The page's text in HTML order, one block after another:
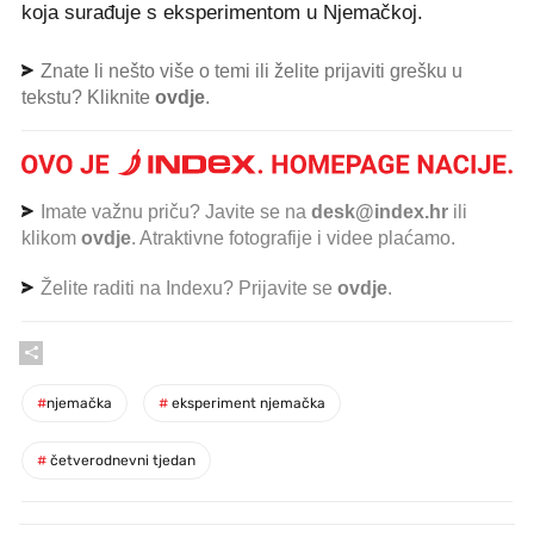
koja surađuje s eksperimentom u Njemačkoj.
Znate li nešto više o temi ili želite prijaviti grešku u
tekstu? Kliknite ovdje.
Imate važnu priču? Javite se na desk@index.hr ili
klikom ovdje. Atraktivne fotografije i videe plaćamo.
Želite raditi na Indexu? Prijavite se ovdje.
#njemačka # eksperiment njemačka
# četverodnevni tjedan